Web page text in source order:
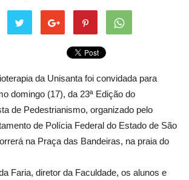
da Unisanta foi convidada para
domingo (17), da 23ª Edição do
de Pedestrianismo, organizado pelo
de Polícia Federal do Estado de São
na Praça das Bandeiras, na praia do
Faria, diretor da Faculdade, os alunos e